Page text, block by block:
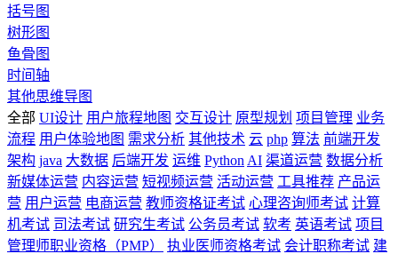
括号图
树形图
鱼骨图
时间轴
其他思维导图
全部 UI设计 用户旅程地图 交互设计 原型规划 项目管理 业务
流程 用户体验地图 需求分析 其他技术 云 php 算法 前端开发
架构 java 大数据 后端开发 运维 Python AI 渠道运营 数据分析
新媒体运营 内容运营 短视频运营 活动运营 工具推荐 产品运
营 用户运营 电商运营 教师资格证考试 心理咨询师考试 计算
机考试 司法考试 研究生考试 公务员考试 软考 英语考试 项目
管理师职业资格（PMP）
执业医师资格考试 会计职称考试 建